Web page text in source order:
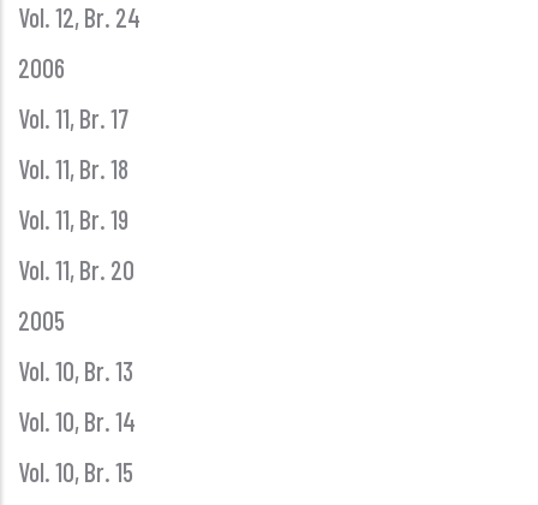
Vol. 12, Br. 24
2006
Vol. 11, Br. 17
Vol. 11, Br. 18
Vol. 11, Br. 19
Vol. 11, Br. 20
2005
Vol. 10, Br. 13
Vol. 10, Br. 14
Vol. 10, Br. 15